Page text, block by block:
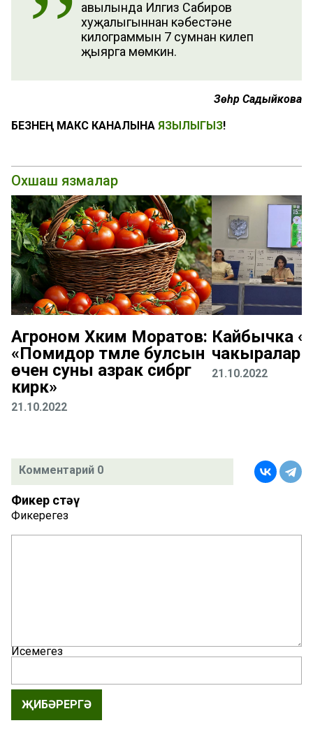
авылында Илгиз Сабиров
хуҗалыгыннан кәбестәнең
килограммын 7 сумнан килеп
җыярга мөмкин.
Зөһрә Садыйкова
БЕЗНЕҢ МАКС КАНАЛЫНА ЯЗЫЛЫГЫЗ!
Охшаш язмалар
Агроном Хәким Моратов:
«Помидор тәмле булсын
өчен суны азрак сибәргә
кирәк»
21.10.2022
Кайбычка
чакыралар
21.10.2022
Комментарий 0
Фикер өстәү
Фикерегез
Исемегез
ҖИБӘРЕРГӘ